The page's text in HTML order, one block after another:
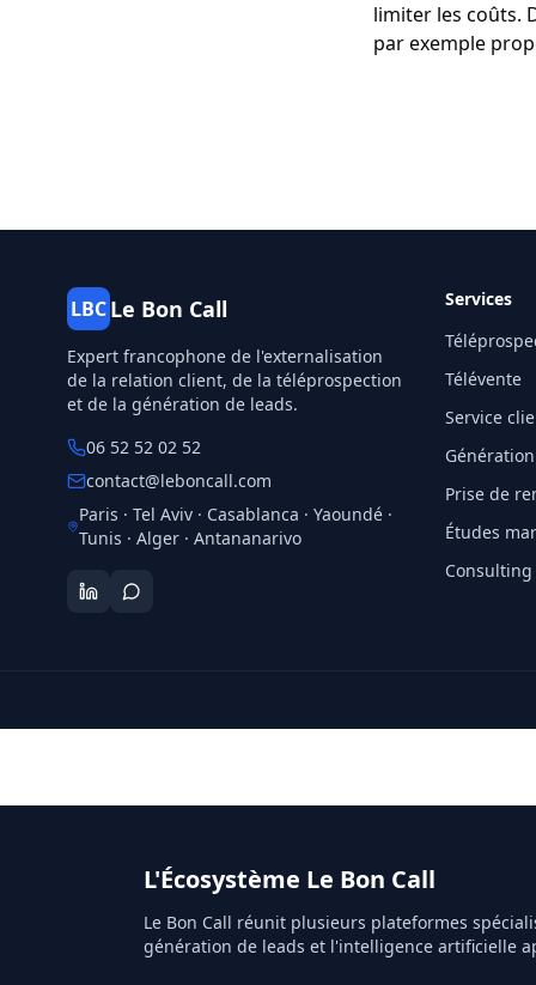
limiter les coûts.
par exemple
LBCLe Bon Call
Expert francophone de l'externalisation
de la relation client, de la téléprospection
et de la génération de leads.
06 52 52 02 52
contact@leboncall.com
Paris · Tel Aviv · Casablanca · Yaoundé ·
Tunis · Alger · Antananarivo
Services
Télévente
Service
Prise de
Études
Consulting
L'Écosystème Le Bon Call
Le Bon Call réunit plusieurs plateformes
génération de leads et l'intelligence artificielle